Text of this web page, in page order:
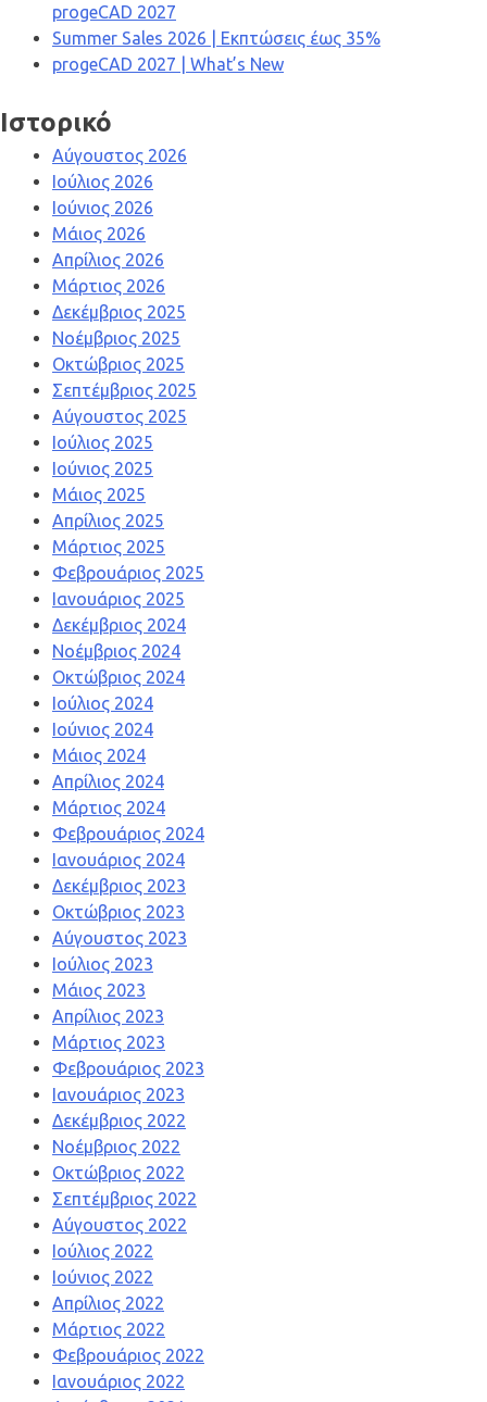
progeCAD 2027
Summer Sales 2026 | Εκπτώσεις έως 35%
progeCAD 2027 | What’s New
Ιστορικό
Αύγουστος 2026
Ιούλιος 2026
Ιούνιος 2026
Μάιος 2026
Απρίλιος 2026
Μάρτιος 2026
Δεκέμβριος 2025
Νοέμβριος 2025
Οκτώβριος 2025
Σεπτέμβριος 2025
Αύγουστος 2025
Ιούλιος 2025
Ιούνιος 2025
Μάιος 2025
Απρίλιος 2025
Μάρτιος 2025
Φεβρουάριος 2025
Ιανουάριος 2025
Δεκέμβριος 2024
Νοέμβριος 2024
Οκτώβριος 2024
Ιούλιος 2024
Ιούνιος 2024
Μάιος 2024
Απρίλιος 2024
Μάρτιος 2024
Φεβρουάριος 2024
Ιανουάριος 2024
Δεκέμβριος 2023
Οκτώβριος 2023
Αύγουστος 2023
Ιούλιος 2023
Μάιος 2023
Απρίλιος 2023
Μάρτιος 2023
Φεβρουάριος 2023
Ιανουάριος 2023
Δεκέμβριος 2022
Νοέμβριος 2022
Οκτώβριος 2022
Σεπτέμβριος 2022
Αύγουστος 2022
Ιούλιος 2022
Ιούνιος 2022
Απρίλιος 2022
Μάρτιος 2022
Φεβρουάριος 2022
Ιανουάριος 2022